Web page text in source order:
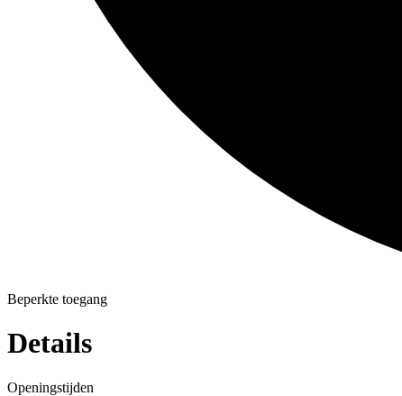
Beperkte toegang
Details
Openingstijden